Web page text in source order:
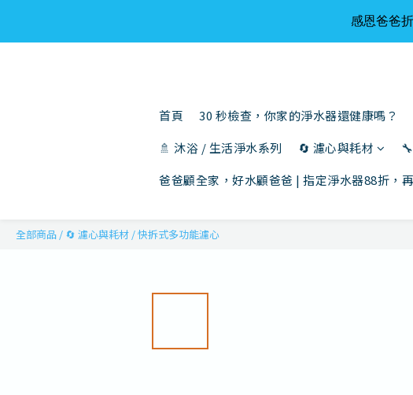
首頁 30 秒檢查，你家的淨水器還健康嗎？
🚿 沐浴 / 生活淨水系列
🔄 濾心與耗材
爸爸顧全家，好水顧爸爸 | 指定淨水器88折，
全部商品 / 🔄 濾心與耗材 /快拆式多功能濾心
感恩爸爸